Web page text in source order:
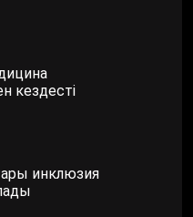
кездесті
инклюзия